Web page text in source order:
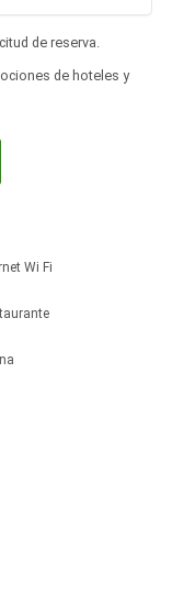
de reserva.
de hoteles y
Wi Fi